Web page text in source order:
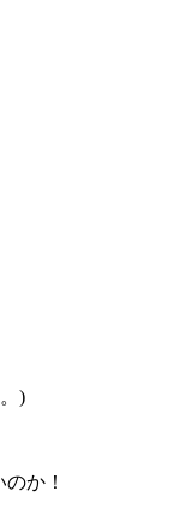
)
か！